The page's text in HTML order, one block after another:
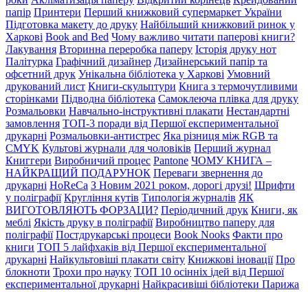
папір Принтери Перший книжковий супермаркет України
Підготовка макету до друку Найбільший книжковий ринок у
Харкові Book and Bed Чому важливо читати паперові книги?
Лакування Вторинна переробка паперу Історія друку нот
Палітурка Графічний дизайнер Дизайнерський папір та
офсетний друк Унікальна бібліотека у Харкові Умовний
друкований лист Книги-скульптури Книга з термочутливими
сторінками Підводна бібліотека Самоклеюча плівка для друку
Розмальовки Навчально-інструктивні плакати Нестандартні
замовлення ТОП-3 поради від Першої експериментальної
друкарні Розмальовки-антистрес Яка різниця між RGB та
CMYK Культові журнали для чоловіків Перший журнал
Книггери Виробничий процес Pantone ЧОМУ КНИГА –
НАЙКРАЩИЙ ПОДАРУНОК Переваги звернення до
друкарні HoReCa З Новим 2021 роком, дорогі друзі! Шрифти
у поліграфії Кругління кутів Типологія журналів ЯК
ВИГОТОВЛЯЮТЬ ФОРЗАЦИ? Періодичний друк Книги, як
меблі Якість друку в поліграфії Виробництво паперу для
поліграфії Постдрукарські процеси Book Nooks Факти про
книги ТОП 5 лайфхаків від Першої експериментальної
друкарні Найкультовіші плакати світу Книжкові іновації Про
блокноти Трохи про науку ТОП 10 осінніх ідей від Першої
експериментальної друкарні Найкрасивіші бібліотеки Парижа